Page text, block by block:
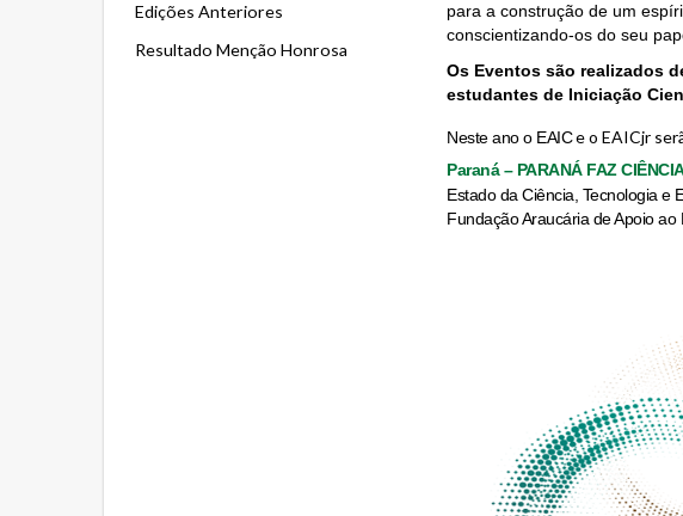
Edições Anteriores
Resultado Menção Honrosa
para a construção de um
conscientizando-os do seu p
Os Eventos são realizados
estudantes de Iniciação
Neste ano o EAICe o EAICjr
Paraná – PARANÁ FAZ
Estado da Ciência, Tecnologia e
Fundação Araucária de Apoio